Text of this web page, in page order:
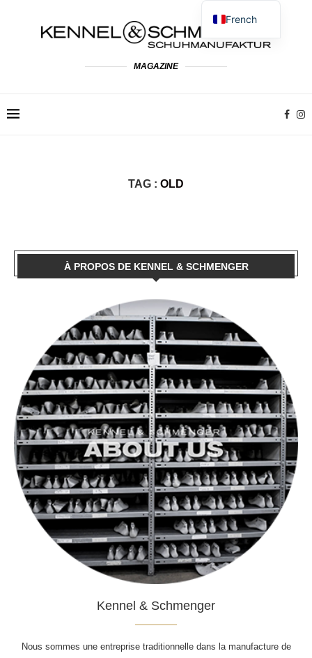
MAGAZINE
TAG : OLD
À PROPOS DE KENNEL & SCHMENGER
Kennel & Schmenger
Nous sommes une entreprise traditionnelle dans la manufacture de
French
German
English